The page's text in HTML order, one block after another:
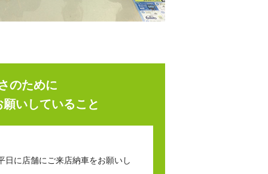
のために
いしていること
日に店舗にご来店納車をお願いし